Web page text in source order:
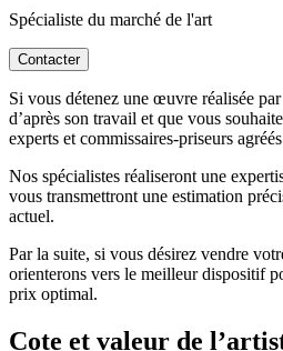
Spécialiste du marché de l'art
Contacter
Si vous détenez une œuvre réalisée
d’après son travail et que vous
experts et commissaires-priseurs
Nos spécialistes réaliseront une
vous transmettront une estimation
actuel.
Par la suite, si vous désirez vendre
orienterons vers le meilleur dispositif
prix optimal.
Cote et valeur de